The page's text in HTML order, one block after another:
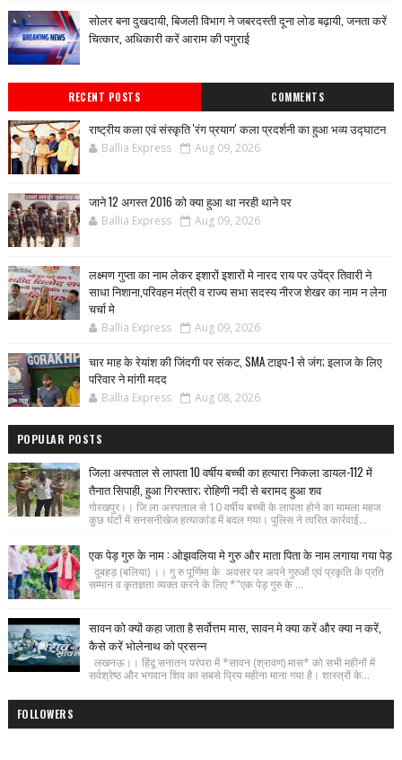
सोलर बना दुखदायी, बिजली विभाग ने जबरदस्ती दूना लोड बढ़ायी, जनता करें
चित्कार, अधिकारी करें आराम की पगुराई
RECENT POSTS COMMENTS
राष्ट्रीय कला एवं संस्कृति 'रंग प्रयाग' कला प्रदर्शनी का हुआ भव्य उद्घाटन
Ballia Express Aug 09, 2026
जाने 12 अगस्त 2016 को क्या हुआ था नरही थाने पर
Ballia Express Aug 09, 2026
लक्ष्मण गुप्ता का नाम लेकर इशारों इशारों मे नारद राय पर उपेंद्र तिवारी ने
साधा निशाना,परिवहन मंत्री व राज्य सभा सदस्य नीरज शेखर का नाम न लेना
चर्चा मे
Ballia Express Aug 09, 2026
चार माह के रेयांश की जिंदगी पर संकट, SMA टाइप-1 से जंग; इलाज के लिए
परिवार ने मांगी मदद
Ballia Express Aug 08, 2026
POPULAR POSTS
जिला अस्पताल से लापता 10 वर्षीय बच्ची का हत्यारा निकला डायल-112 में
तैनात सिपाही, हुआ गिरफ्तार; रोहिणी नदी से बरामद हुआ शव
गोरखपुर।। जि ला अस्पताल से 10 वर्षीय बच्ची के लापता होने का मामला महज
कुछ घंटों में सनसनीखेज हत्याकांड में बदल गया। पुलिस ने त्वरित कार्रवाई...
एक पेड़ गुरु के नाम : ओझवलिया मे गुरु और माता पिता के नाम लगाया गया पेड़
दुबहड़ (बलिया) ।। गु रु पूर्णिमा के अवसर पर अपने गुरुओं एवं प्रकृति के प्रति
सम्मान व कृतज्ञता व्यक्त करने के लिए *"एक पेड़ गुरु के ...
सावन को क्यों कहा जाता है सर्वोत्तम मास, सावन मे क्या करें और क्या न करें,
कैसे करें भोलेनाथ को प्रसन्न
लखनऊ।। हिंदू सनातन परंपरा में *सावन (श्रावण) मास* को सभी महीनों में
सर्वश्रेष्ठ और भगवान शिव का सबसे प्रिय महीना माना गया है। शास्त्रों के...
FOLLOWERS